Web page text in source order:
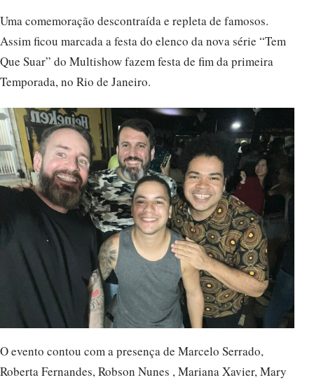
Uma comemoração descontraída e repleta de famosos.
Assim ficou marcada a festa do elenco da nova série “Tem
Que Suar” do Multishow fazem festa de fim da primeira
Temporada, no Rio de Janeiro.
O evento contou com a presença de Marcelo Serrado,
Roberta Fernandes, Robson Nunes , Mariana Xavier, Mary